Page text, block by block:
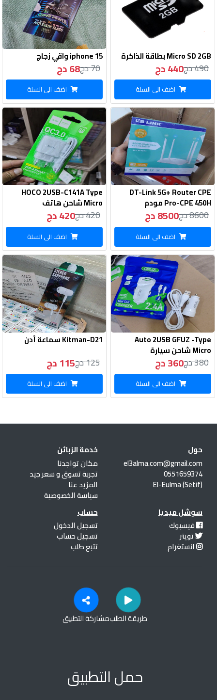
iphone 15 واقي زجاج
70 دج 68 دج
اضف الى السلة
Micro SD 2GB بطاقة الذاكرة
490 دج 440 دج
اضف الى السلة
HOCO 2USB-C141A Type
Micro شاحن هاتف
420 دج 420 دج
اضف الى السلة
DT-Link 5G+ Router CPE
Pro-CPE 450H مودم
8600 دج 8500 دج
اضف الى السلة
Kitman-D21 سماعة أدن
125 دج 115 دج
اضف الى السلة
Auto 2USB GFUZ -Type
Micro شاحن سيارة
380 دج 360 دج
اضف الى السلة
خدمة الزبائن
مكان تواجدنا
تجربة تسوق و سعر جيد
المزيد عنا
سياسة الخصوصية
حول
el3alma.com@gmail.com
0551659374
El-Eulma (Setif)
حساب
تسجيل الدخول
تسجيل حساب
تتبع طلب
سوشل ميديا
تويتر
مشاركة التطبيقطريقة الطلب
حمل التطبيق